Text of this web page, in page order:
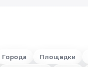
Города Площадки